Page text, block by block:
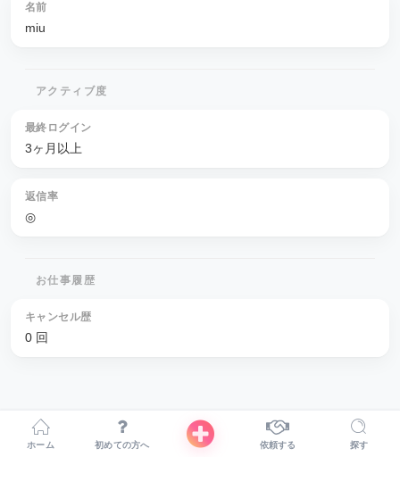
名前
miu
アクティブ度
最終ログイン
3ヶ月以上
返信率
◎
お仕事履歴
キャンセル歴
0 回
ホーム 初めての方へ 依頼する 探す